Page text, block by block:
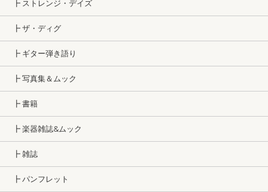
┣ ストレンジ・デイズ
┣ ザ・ディグ
┣ ギター弾き語り
┣ 写真集＆ムック
┣ 書籍
┣ 楽器雑誌&ムック
┣ 雑誌
┣ パンフレット